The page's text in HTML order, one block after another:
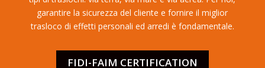
garantire la sicurezza del cliente e fornire il miglior
trasloco di effetti personali ed arredi è fondamentale.
FIDI-FAIM CERTIFICATION